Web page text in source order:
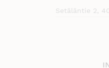
Setäläntie 2,